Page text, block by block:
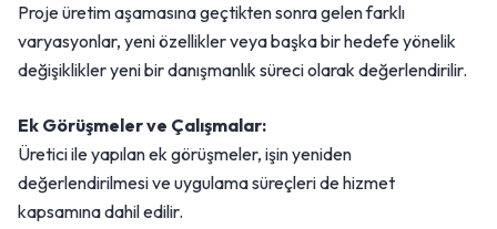
Proje üretim aşamasına geçtikten sonra gelen farklı
varyasyonlar, yeni özellikler veya başka bir hedefe yönelik
değişiklikler yeni bir danışmanlık süreci olarak değerlendirilir.
Ek Görüşmeler ve Çalışmalar:
Üretici ile yapılan ek görüşmeler, işin yeniden
değerlendirilmesi ve uygulama süreçleri de hizmet
kapsamına dahil edilir.